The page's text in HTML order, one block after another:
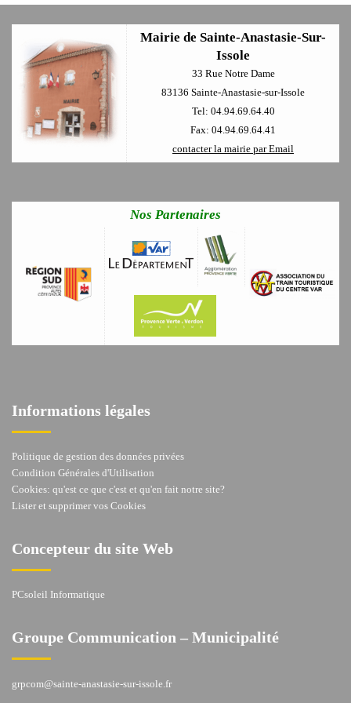
Mairie de Sainte-Anastasie-Sur-
Issole
33 Rue Notre Dame
Tel: 04.94.69.64.40
Fax: 04.94.69.64.41
contacter la mairie par Email
Nos Partenaires
Informations légales
Politique de gestion des données privées
Lister et supprimer vos Cookies
Concepteur du site Web
PCsoleil Informatique